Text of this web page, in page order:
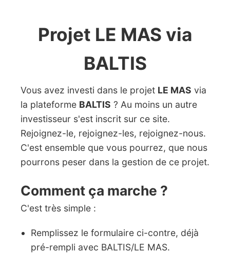
Projet LE MAS via
BALTIS
Vous avez investi dans le projet LE MAS via
la plateforme BALTIS ? Au moins un autre
investisseur s'est inscrit sur ce site.
Rejoignez-le, rejoignez-les, rejoignez-nous.
C'est ensemble que vous pourrez, que nous
pourrons peser dans la gestion de ce projet.
Comment ça marche ?
C'est très simple :
Remplissez le formulaire ci-contre, déjà
pré-rempli avec BALTIS/LE MAS.